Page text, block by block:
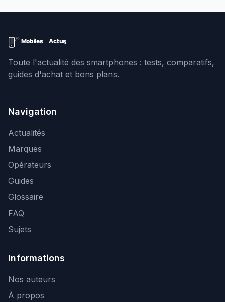
Toute l'actualité des smartphones : tests, comparatifs,
guides d'achat et bons plans.
Navigation
Actualités
Marques
Opérateurs
Guides
Glossaire
FAQ
Sujets
Informations
Nos auteurs
À propos